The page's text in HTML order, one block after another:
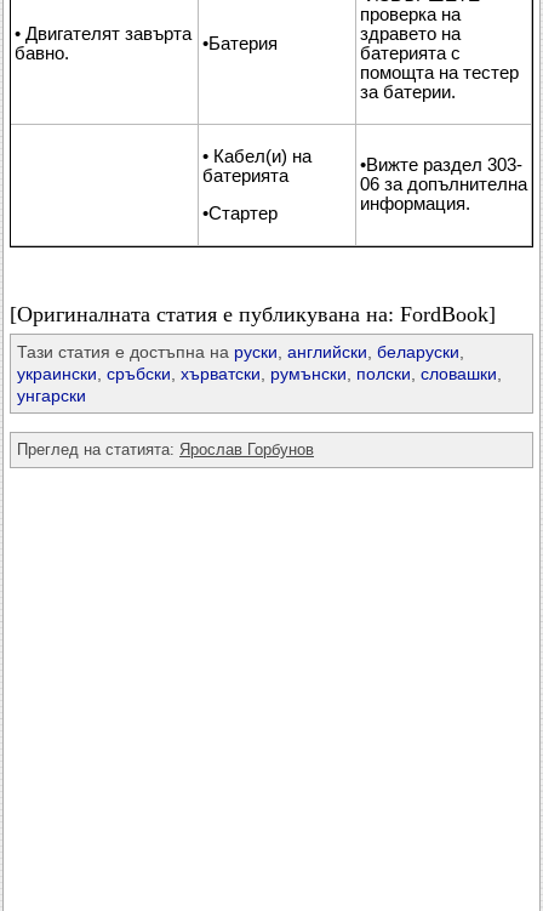
• Двигателят завърта
бавно.
•Батерия
проверка на
здравето на
батерията с
помощта на тестер
за батерии.
• Кабел(и) на
батерията
•Стартер
•Вижте раздел 303-
06 за допълнителна
информация.
[Оригиналната статия е публикувана на: FordBook]
Тази статия е достъпна на руски английски беларуски
украински сръбски хърватски румънски полски словашки
унгарски
Преглед на статията: Ярослав Горбунов